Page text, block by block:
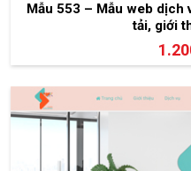
Mẫu 553 – Mẫu web
tải, giới